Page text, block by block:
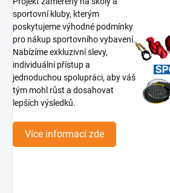
sportovní kluby, kterým
poskytujeme výhodné podmínky
pro nákup sportovního vybavení.
Nabízíme exkluzivní slevy,
individuální přístup a
jednoduchou spolupráci, aby váš
tým mohl růst a dosahovat
lepších výsledků.
Více informací zde